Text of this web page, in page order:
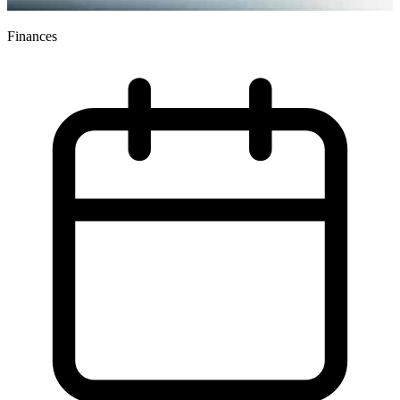
Finances